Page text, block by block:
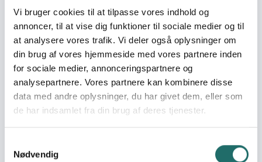
Vi bruger cookies til at tilpasse vores indhold og
annoncer, til at vise dig funktioner til sociale medier og til
at analysere vores trafik. Vi deler også oplysninger om
din brug af vores hjemmeside med vores partnere inden
for sociale medier, annonceringspartnere og
analysepartnere. Vores partnere kan kombinere disse
data med andre oplysninger, du har givet dem, eller som
de har indsamlet fra din brug af deres tjenester.
Nødvendig
rights organization based in Vietnam that was founded
in 2019. The members have recieved adequate legal
training in general, as well as in human rights law in
particular. HRIC has so far monitored and reported on
human rights violations. They report on human rights
practices in Vietnam, have been distributed to a number
of Western diplomatic missions and international
human rights organizations. This work aims to make
human rights violations more visible and to press
governments to keep their promises to their citizens and